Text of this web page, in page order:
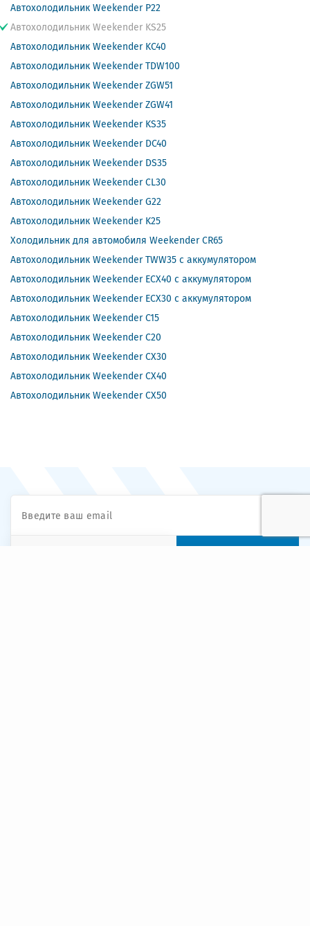
Автохолодильник Weekender P22
Автохолодильник Weekender KS25
Автохолодильник Weekender KC40
Автохолодильник Weekender TDW100
Автохолодильник Weekender ZGW51
Автохолодильник Weekender ZGW41
Автохолодильник Weekender KS35
Автохолодильник Weekender DC40
Автохолодильник Weekender DS35
Автохолодильник Weekender CL30
Автохолодильник Weekender G22
Автохолодильник Weekender K25
Холодильник для автомобиля Weekender CR65
Автохолодильник Weekender TWW35 с аккумулятором
Автохолодильник Weekender ECX40 с аккумулятором
Автохолодильник Weekender ECX30 с аккумулятором
Автохолодильник Weekender C15
Автохолодильник Weekender C20
Автохолодильник Weekender CX30
Автохолодильник Weekender CX40
Автохолодильник Weekender CX50